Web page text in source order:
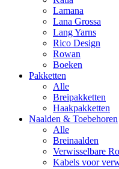
Lamana
Lana Grossa
Lang Yarns
Rico Design
Rowan
Boeken
Pakketten
Alle
Breipakketten
Haakpakketten
Naalden & Toebehoren
Alle
Breinaalden
Verwisselbare
Kabels voor